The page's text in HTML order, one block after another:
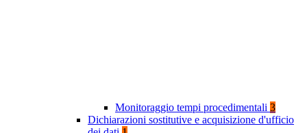
Monitoraggio tempi procedimentali 3
Dichiarazioni sostitutive e acquisizione d'ufficio